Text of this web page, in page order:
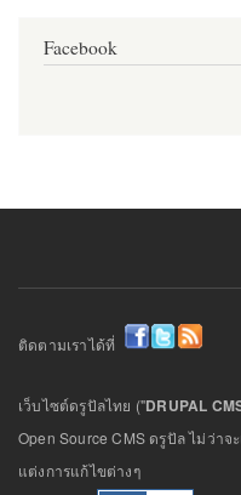
Facebook
ติดตามเราได้ที่
เว็บไซต์ดรูปัลไทย ("DRUPAL
Open Source CMS ดรูปัล ไม่ว่า
แต่งการแก้ไขต่างๆ